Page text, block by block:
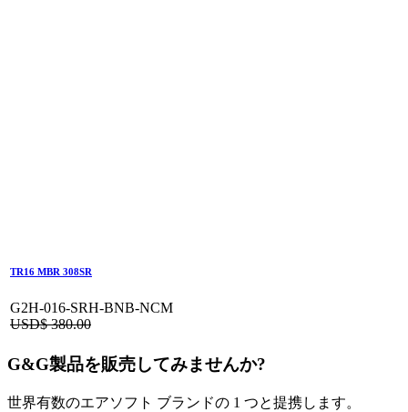
TR16 MBR 308SR
G2H-016-SRH-BNB-NCM
USD$380.00
G&G製品を販売してみませんか?
世界有数のエアソフト ブランドの 1 つと提携します。